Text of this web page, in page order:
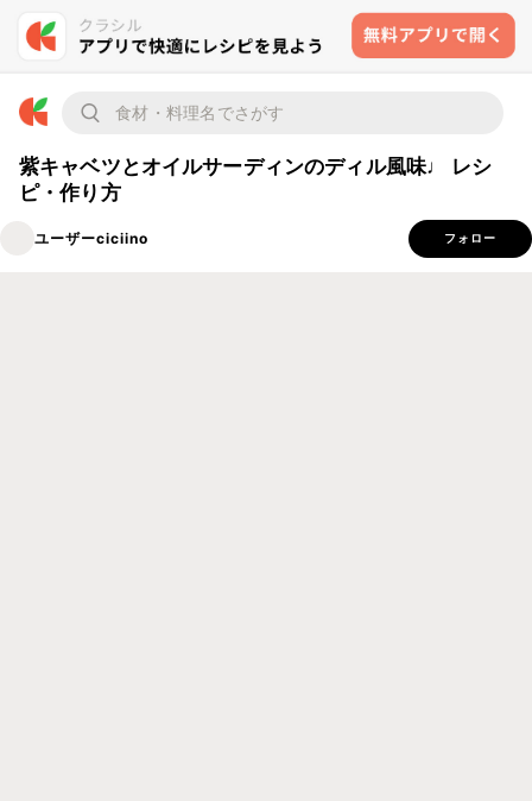
紫キャベツとオイルサーディンのディル風味♩ レシ
ピ・作り方
ユーザーciciino フォロー